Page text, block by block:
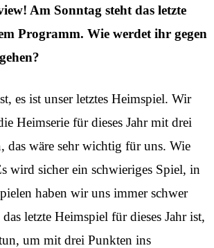
Am Sonntag steht das letzte
Programm. Wie werdet ihr gegen
es ist unser letztes Heimspiel. Wir
Heimserie für dieses Jahr mit drei
das wäre sehr wichtig für uns. Wie
wird sicher ein schwieriges Spiel, in
haben wir uns immer schwer
letzte Heimspiel für dieses Jahr ist,
um mit drei Punkten ins